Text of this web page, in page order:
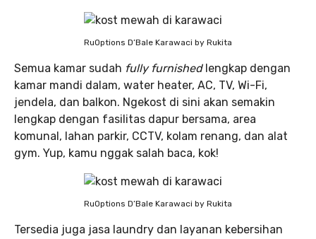
RuOptions D’Bale Karawaci by Rukita
Semua kamar sudah fully furnishedlengkap dengan
kamar mandi dalam, water heater, AC, TV, Wi-Fi,
jendela, dan balkon. Ngekost di sini akan semakin
lengkap dengan fasilitas dapur bersama, area
komunal, lahan parkir, CCTV, kolam renang, dan alat
gym. Yup, kamu nggak salah baca, kok!
RuOptions D’Bale Karawaci by Rukita
Tersedia juga jasa laundry dan layanan kebersihan